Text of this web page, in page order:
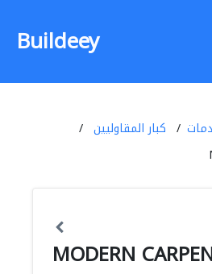
Buildeey
كبار المقاوليين
MODERN